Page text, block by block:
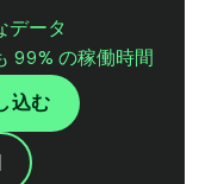
データ
99% の稼働時間
込む